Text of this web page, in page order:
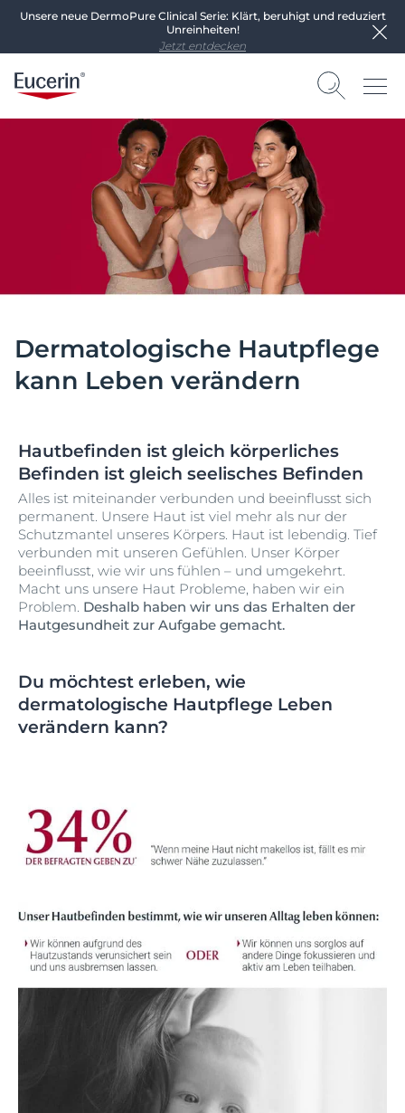
Unsere neue DermoPure Clinical Serie: Klärt, beruhigt und reduziert
Unreinheiten!
Jetzt entdecken
Dermatologische Hautpflege
kann Leben verändern
Hautbefinden ist gleich körperliches
Befinden ist gleich seelisches Befinden
Alles ist miteinander verbunden und beeinflusst sich
permanent. Unsere Haut ist viel mehr als nur der
Schutzmantel unseres Körpers. Haut ist lebendig. Tief
verbunden mit unseren Gefühlen. Unser Körper
beeinflusst, wie wir uns fühlen – und umgekehrt.
Macht uns unsere Haut Probleme, haben wir ein
Problem. Deshalb haben wir uns das Erhalten der
Hautgesundheit zur Aufgabe gemacht.
Du möchtest erleben, wie
dermatologische Hautpflege Leben
verändern kann?